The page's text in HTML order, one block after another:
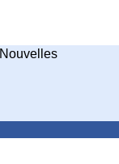
Nouvelles